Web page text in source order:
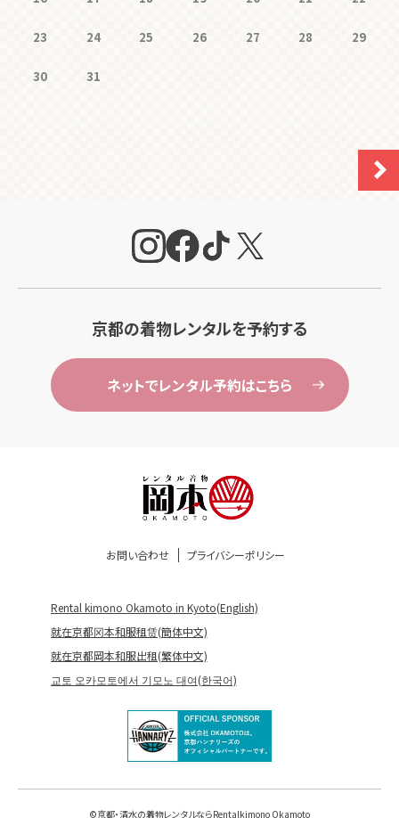
23 24 25 26 27 28 29
30 31
京都の着物レンタルを予約する
ネットでレンタル予約はこちら
お問い合わせ プライバシーポリシー
Rental kimono Okamoto in Kyoto(English)
就在京都冈本和服租赁(簡体中文)
就在京都岡本和服出租(繁体中文)
교토 오카모토에서 기모노 대여(한국어)
©京都・清水の着物レンタルならRentalkimono Okamoto